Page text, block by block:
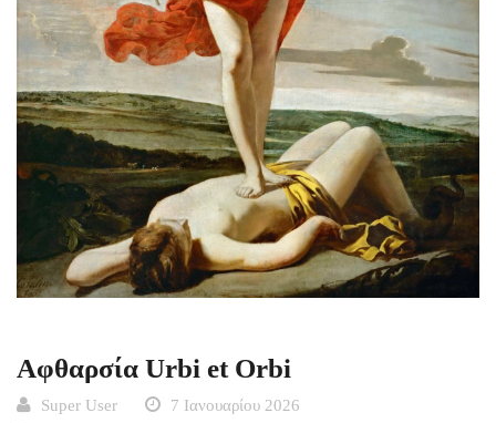
Αφθαρσία Urbi et Orbi
Super User
7 Ιανουαρίου 2026